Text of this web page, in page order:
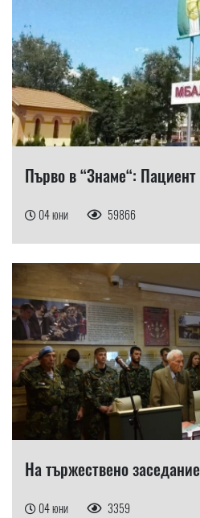
Първо в “Знаме“: Пациент
04 юни 59866
На тържествено
04 юни 3359